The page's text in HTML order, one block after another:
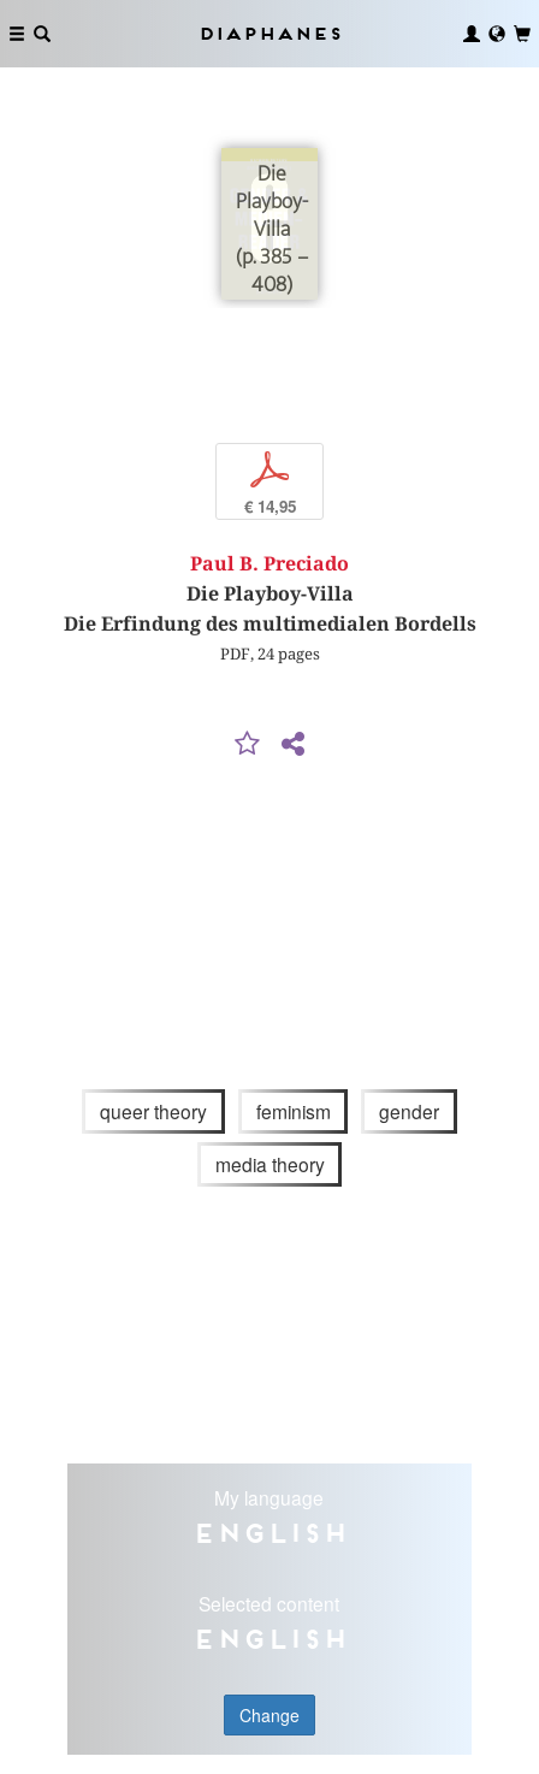
Diaphanes
Die
Playboy-
Villa
(p. 385 –
408)
p
€ 14,95
Paul B. Preciado
Die Playboy-Villa
Die Erfindung des multimedialen Bordells
PDF, 24 pages
queer theory feminism gender
media theory
My language
English
Selected content
English
Change